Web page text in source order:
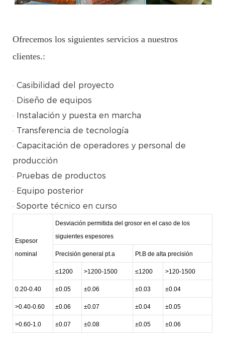
Ofrecemos los siguientes servicios a nuestros
clientes.:
· Casibilidad del proyecto
· Diseño de equipos
· Instalación y puesta en marcha
· Transferencia de tecnología
· Capacitación de operadores y personal de
producción
· Pruebas de productos
· Equipo posterior
· Soporte técnico en curso
Espesor
nominal
Desviación permitida del grosor en el caso de los
siguientes espesores
Precisión general pt.a Pt.B de alta precisión
≤1200 >1200-1500 ≤1200 >120-1500
0.20-0.40 ±0.05 ±0.06 ±0.03 ±0.04
>0.40-0.60 ±0.06 ±0.07 ±0.04 ±0.05
>0.60-1.0 ±0.07 ±0.08 ±0.05 ±0.06